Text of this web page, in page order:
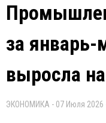
за январь-
выросла
ЭКОНОМИКА - 07 Июля 2026